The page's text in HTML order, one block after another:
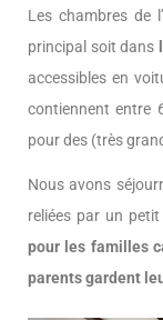
Les chambres de
principal soit dans
accessibles en
contiennent entre
pour des (très
Nous avons
reliées par un
pour les familles
parents gardent